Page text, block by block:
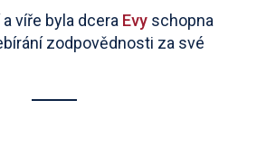
víře byla dcera Evy schopna
zodpovědnosti za své